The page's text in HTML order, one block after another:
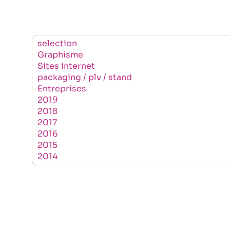
selection
Graphisme
Sites internet
packaging / plv / stand
Entreprises
2019
2018
2017
2016
2015
2014